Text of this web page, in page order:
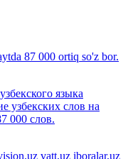
87 000 ortiq so'z bor.
языка
узбекских слов на
000 слов.
vatt.uz iboralar.uz